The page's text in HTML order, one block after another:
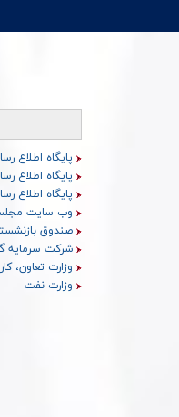
پایگاه اطلاع
پایگاه اطلاع
پایگاه اطلاع
وب سایت
صندوق
شرکت سرمایه
وزارت تعاون،
وزارت نفت